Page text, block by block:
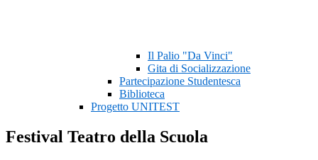
Il Palio "Da Vinci"
Gita di Socializzazione
Partecipazione Studentesca
Biblioteca
Progetto UNITEST
Festival Teatro della Scuola